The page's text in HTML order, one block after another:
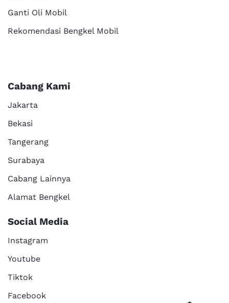
Ganti Oli Mobil
Rekomendasi Bengkel Mobil
Cabang Kami
Jakarta
Bekasi
Tangerang
Surabaya
Cabang Lainnya
Alamat Bengkel
Social Media
Instagram
Youtube
Tiktok
Facebook